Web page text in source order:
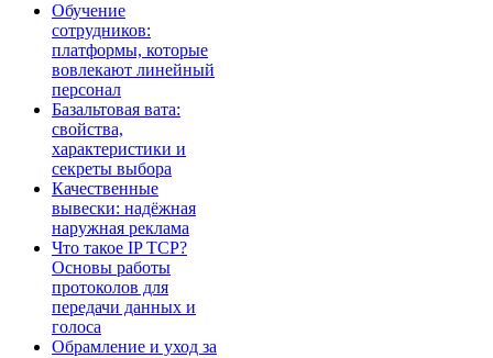
Обучение
сотрудников:
платформы, которые
вовлекают линейный
персонал
Базальтовая вата:
свойства,
характеристики и
секреты выбора
Качественные
вывески: надёжная
наружная реклама
Что такое IP TCP?
Основы работы
протоколов для
передачи данных и
голоса
Обрамление и уход за